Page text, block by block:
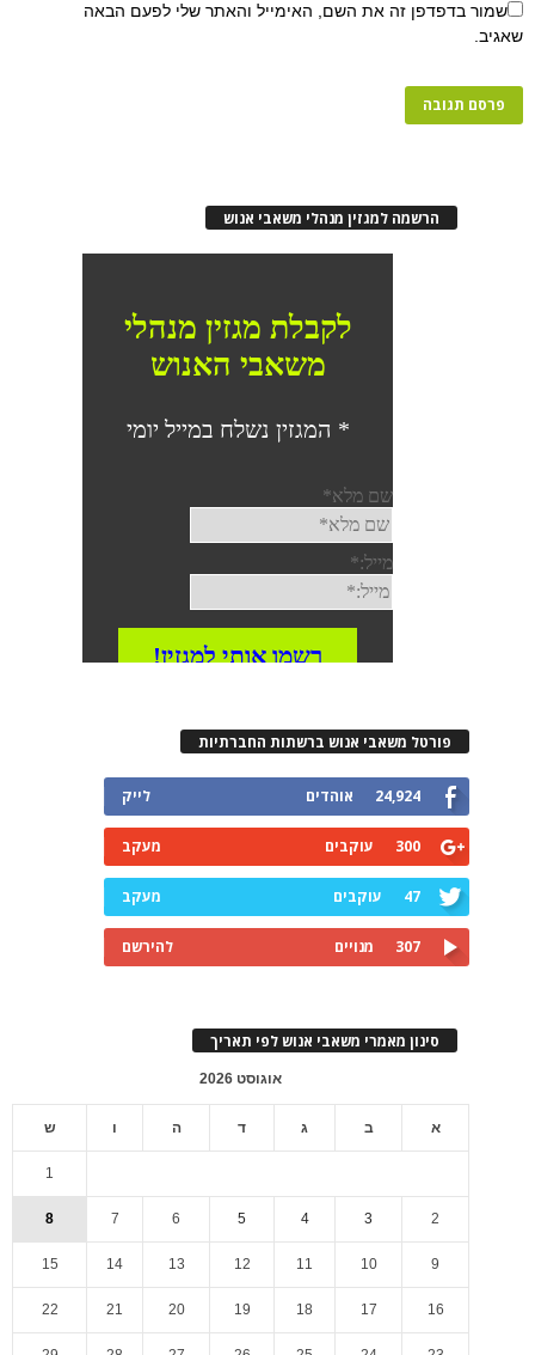
שמור בדפדפן זה את השם, האימייל והאתר שלי לפעם הבאה
שאגיב.
הרשמה למגזין מנהלי משאבי אנוש
פורטל משאבי אנוש ברשתות החברתיות
24,924 אוהדים לייק
300 עוקבים מעקב
47 עוקבים מעקב
307 מנויים להירשם
סינון מאמרי משאבי אנוש לפי תאריך
אוגוסט 2026
א ב ג ד ה ו ש
1
2
3
4
5
6
7
8
9
10
11
12
13
14
15
16
17
18
19
20
21
22